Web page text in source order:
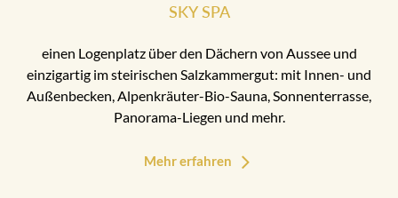
SKY SPA
einen Logenplatz über den Dächern von Aussee und
einzigartig im steirischen Salzkammergut: mit Innen- und
Außenbecken, Alpenkräuter-Bio-Sauna, Sonnenterrasse,
Panorama-Liegen und mehr.
Mehr erfahren